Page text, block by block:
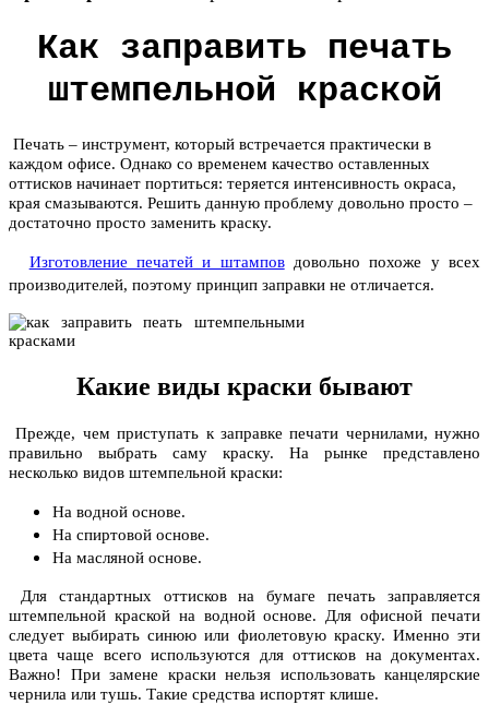
Как заправить печать
штемпельной краской
Печать – инструмент, который встречается практически в
каждом офисе. Однако со временем качество оставленных
оттисков начинает портиться: теряется интенсивность окраса,
края смазываются. Решить данную проблему довольно просто –
достаточно просто заменить краску.
Изготовление печатей и штамповдовольно похоже у всех
производителей, поэтому принцип заправки не отличается.
Какие виды краски бывают
Прежде, чем приступать к заправке печати чернилами, нужно
правильно выбрать саму краску. На рынке представлено
несколько видов штемпельной краски:
На водной основе.
На спиртовой основе.
На масляной основе.
Для стандартных оттисков на бумаге печать заправляется
штемпельной краской на водной основе. Для офисной печати
следует выбирать синюю или фиолетовую краску. Именно эти
цвета чаще всего используются для оттисков на документах.
Важно! При замене краски нельзя использовать канцелярские
чернила или тушь. Такие средства испортят клише.